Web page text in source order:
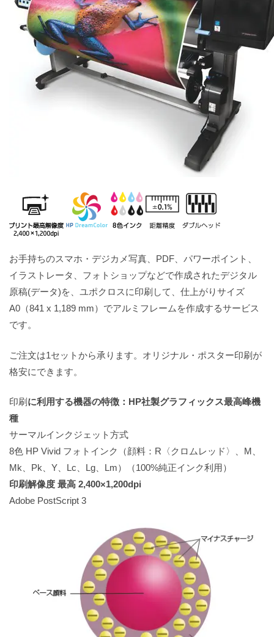
お手持ちのスマホ・デジカメ写真、PDF、パワーポイント、
イラストレータ、フォトショップなどで作成されたデジタル
原稿(データ)を、ユポクロスに印刷して、仕上がりサイズ
A0（841 x 1,189 mm）でアルミフレームを作成するサービス
です。
ご注文は1セットから承ります。オリジナル・ポスター印刷が
格安にできます。
印刷 に利用する機器の特徴：HP社製グラフィックス最高峰機
種
サーマルインクジェット方式
8色 HP Vivid フォトインク（顔料：R〈クロムレッド〉、M、
Mk、Pk、Y、Lc、Lg、Lm）（100%純正インク利用）
印刷解像度 最高 2,400×1,200dpi
Adobe PostScript 3